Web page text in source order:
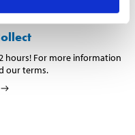
hours! For more information
our terms.